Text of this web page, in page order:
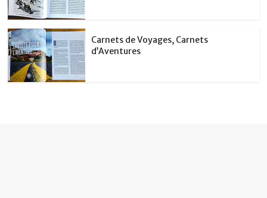
Carnets de Voyages, Carnets
d’Aventures